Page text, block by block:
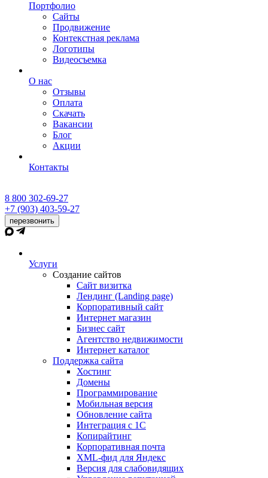
Портфолио
Сайты
Продвижение
Контекстная реклама
Логотипы
Видеосъемка
О нас
Отзывы
Оплата
Скачать
Вакансии
Блог
Акции
Контакты
8 800 302-69-27
+7 (903) 403-59-27
перезвонить
Услуги
Создание сайтов
Сайт визитка
Лендинг (Landing page)
Корпоративный сайт
Интернет магазин
Бизнес сайт
Агентство недвижимости
Интернет каталог
Поддержка сайта
Хостинг
Домены
Программирование
Мобильная версия
Обновление сайта
Интеграция с 1С
Копирайтинг
Корпоративная почта
XML-фид для Яндекс
Версия для слабовидящих